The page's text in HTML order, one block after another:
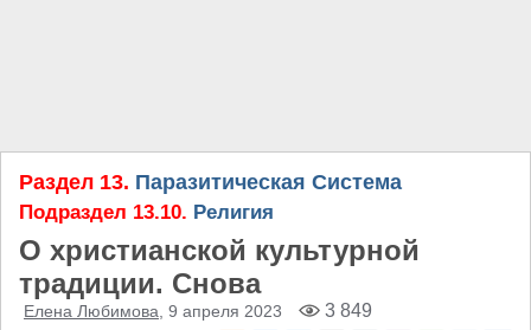
Раздел 13. Паразитическая Система
Подраздел 13.10. Религия
О христианской культурной
традиции. Снова
Елена Любимова , 9 апреля 2023 3 849